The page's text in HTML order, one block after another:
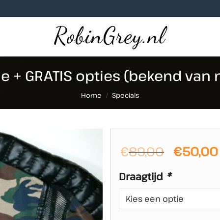
+ GRATIS opties (bekend
Home / Specials
€89,00
prijs
was:
€50,00
Draagtijd *